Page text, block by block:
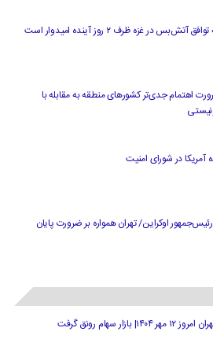
در غزه ظرف ۲ روز آینده امیدوار است
اهتمام جدی‌تر کشورهای منطقه به مقابله با
آمریکا در شورای امنیت
اوکراین/ تهران همواره بر ضرورت پایان
سهام رونق گرفت